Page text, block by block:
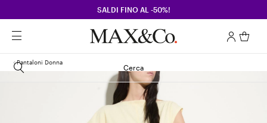
SALDI FINO AL -50%!
Cerca
Pantaloni Donna